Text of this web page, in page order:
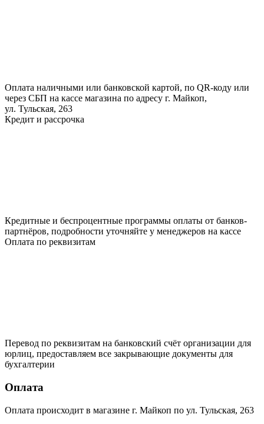
Оплата наличными или банковской картой, по QR-коду или
через СБП на кассе магазина по адресу г. Майкоп,
ул. Тульская, 263
Кредит и рассрочка
Кредитные и беспроцентные программы оплаты от банков-
партнёров, подробности уточняйте у менеджеров на кассе
Оплата по реквизитам
Перевод по реквизитам на банковский счёт организации для
юрлиц, предоставляем все закрывающие документы для
бухгалтерии
Оплата
Оплата происходит в магазине г. Майкоп по ул. Тульская, 263